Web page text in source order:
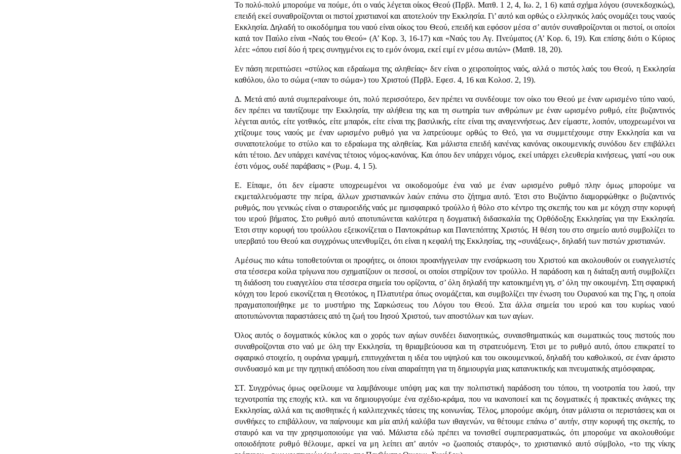
Το πολύ-πολύ μπορούμε να πούμε, ότι ο ναός λέγεται οίκος Θεού (Πρβλ. Ματθ. 1 2, 4, Ιω. 2, 1 6) κατά σχήμα λόγου (συνεκδοχικώς),
επειδή εκεί συναθροίζονται οι πιστοί χριστιανοί και αποτελούν την Εκκλησία. Γι’ αυτό και ορθώς ο ελληνικός λαός ονομάζει τους ναούς
Εκκλησία. Δηλαδή το οικοδόμημα του ναού είναι οίκος του Θεού, επειδή και εφόσον μέσα σ’ αυτόν συναθροίζονται οι πιστοί, οι οποίοι
κατά τον Παύλο είναι «Ναός του Θεού» (Α’ Κορ. 3, 16-17) και «Ναός του Αγ. Πνεύματος (Α’ Κορ. 6, 19). Και επίσης διότι ο Κύριος
λέει: «όπου εισί δύο ή τρεις συνηγμένοι εις το εμόν όνομα, εκεί ειμί εν μέσω αυτών» (Ματθ. 18, 20).
Εν πάση περιπτώσει «στύλος και εδραίωμα της αληθείας» δεν είναι ο χειροποίητος ναός, αλλά ο πιστός λαός του Θεού, η Εκκλησία
καθόλου, όλο το σώμα («παν το σώμα») του Χριστού (Πρβλ. Εφεσ. 4, 16 και Κολοσ. 2, 19).
Δ. Μετά από αυτά συμπεραίνουμε ότι, πολύ περισσότερο, δεν πρέπει να συνδέουμε τον οίκο του Θεού με έναν ωρισμένο τύπο ναού,
δεν πρέπει να ταυτίζουμε την Εκκλησία, την αλήθεια της και τη σωτηρία των ανθρώπων με έναν ωρισμένο ρυθμό, είτε βυζαντινός
λέγεται αυτός, είτε γοτθικός, είτε μπαρόκ, είτε είναι της βασιλικής, είτε είναι της αναγεννήσεως. Δεν είμαστε, λοιπόν, υποχρεωμένοι να
χτίζουμε τους ναούς με έναν ωρισμένο ρυθμό για να λατρεύουμε ορθώς το Θεό, για να συμμετέχουμε στην Εκκλησία και να
συναποτελούμε το στύλο και το εδραίωμα της αληθείας. Και μάλιστα επειδή κανένας κανόνας οικουμενικής συνόδου δεν επιβάλλει
κάτι τέτοιο. Δεν υπάρχει κανένας τέτοιος νόμος-κανόνας. Και όπου δεν υπάρχει νόμος, εκεί υπάρχει ελευθερία κινήσεως, γιατί «ου ουκ
έστι νόμος, ουδέ παράβασις » (Ρωμ. 4, 1 5).
Ε. Είπαμε, ότι δεν είμαστε υποχρεωμένοι να οικοδομούμε ένα ναό με έναν ωρισμένο ρυθμό πλην όμως μπορούμε να
εκμεταλλευόμαστε την πείρα, άλλων χριστιανικών λαών επάνω στο ζήτημα αυτό. Έτσι στο Βυζάντιο διαμορφώθηκε ο βυζαντινός
ρυθμός, που γενικώς είναι ο σταυροειδής ναός με ημισφαιρικό τρούλλο ή θόλο στο κέντρο της σκεπής του και με κόγχη στην κορυφή
του ιερού βήματος. Στο ρυθμό αυτό αποτυπώνεται καλύτερα η δογματική διδασκαλία της Ορθόδοξης Εκκλησίας για την Εκκλησία.
Έτσι στην κορυφή του τρούλλου εξεικονίζεται ο Παντοκράτωρ και Παντεπόπτης Χριστός. Η θέση του στο σημείο αυτό συμβολίζει το
υπερβατό του Θεού και συγχρόνως υπενθυμίζει, ότι είναι η κεφαλή της Εκκλησίας, της «συνάξεως», δηλαδή των πιστών χριστιανών.
Αμέσως πιο κάτω τοποθετούνται οι προφήτες, οι όποιοι προανήγγειλαν την ενσάρκωση του Χριστού και ακολουθούν οι ευαγγελιστές
στα τέσσερα κοίλα τρίγωνα που σχηματίζουν οι πεσσοί, οι οποίοι στηρίζουν τον τρούλλο. Η παράδοση και η διάταξη αυτή συμβολίζει
τη διάδοση του ευαγγελίου στα τέσσερα σημεία του ορίζοντα, σ’ όλη δηλαδή την κατοικημένη γη, σ’ όλη την οικουμένη. Στη σφαιρική
κόγχη του Ιερού εικονίζεται η Θεοτόκος, η Πλατυτέρα όπως ονομάζεται, και συμβολίζει την ένωση του Ουρανού και της Γης, η οποία
πραγματοποιήθηκε με το μυστήριο της Σαρκώσεως του Λόγου του Θεού. Στα άλλα σημεία του ιερού και του κυρίως ναού
αποτυπώνονται παραστάσεις από τη ζωή του Ιησού Χριστού, των αποστόλων και των αγίων.
Όλος αυτός ο δογματικός κύκλος και ο χορός των αγίων συνδέει διανοητικώς, συναισθηματικώς και σωματικώς τους πιστούς που
συναθροίζονται στο ναό με όλη την Εκκλησία, τη θριαμβεύουσα και τη στρατευόμενη. Έτσι με το ρυθμό αυτό, όπου επικρατεί το
σφαιρικό στοιχείο, η ουράνια γραμμή, επιτυγχάνεται η ιδέα του υψηλού και του οικουμενικού, δηλαδή του καθολικού, σε έναν άριστο
συνδυασμό και με την ηχητική απόδοση που είναι απαραίτητη για τη δημιουργία μιας κατανυκτικής και πνευματικής ατμόσφαιρας.
ΣΤ. Συγχρόνως όμως οφείλουμε να λαμβάνουμε υπόψη μας και την πολιτιστική παράδοση του τόπου, τη νοοτροπία του λαού, την
τεχνοτροπία της εποχής κτλ. και να δημιουργούμε ένα σχέδιο-κράμα, που να ικανοποιεί και τις δογματικές ή πρακτικές ανάγκες της
Εκκλησίας, αλλά και τις αισθητικές ή καλλιτεχνικές τάσεις της κοινωνίας. Τέλος, μπορούμε ακόμη, όταν μάλιστα οι περιστάσεις και οι
συνθήκες το επιβάλλουν, να παίρνουμε και μία απλή καλύβα των ιθαγενών, να θέτουμε επάνω σ’ αυτήν, στην κορυφή της σκεπής, το
σταυρό και να την χρησιμοποιούμε για ναό. Μάλιστα εδώ πρέπει να τονισθεί συμπερασματικώς, ότι μπορούμε να ακολουθούμε
οποιοδήποτε ρυθμό θέλουμε, αρκεί να μη λείπει απ’ αυτόν «ο ζωοποιός σταυρός», το χριστιανικό αυτό σύμβολο, «το της νίκης